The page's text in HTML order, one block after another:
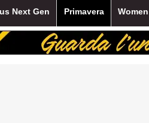
Next Gen Primavera Women